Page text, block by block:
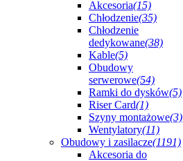
Akcesoria(15)
Chłodzenie(35)
Chłodzenie
dedykowane(38)
Kable(5)
Obudowy
serwerowe(54)
Ramki do dysków(5)
Riser Card(1)
Szyny montażowe(3)
Wentylatory(11)
Obudowy i zasilacze(1191)
Akcesoria do